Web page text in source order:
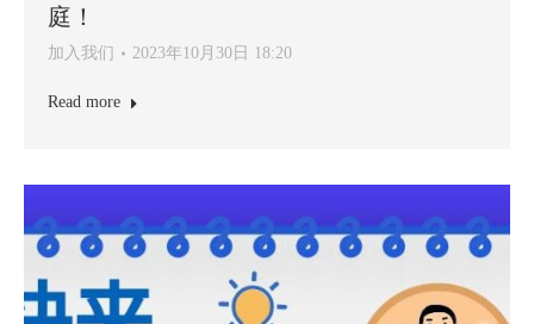
庭！
加入我们 2023年10月30日 18:20
Read more